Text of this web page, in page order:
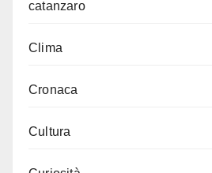
catanzaro
Clima
Cronaca
Cultura